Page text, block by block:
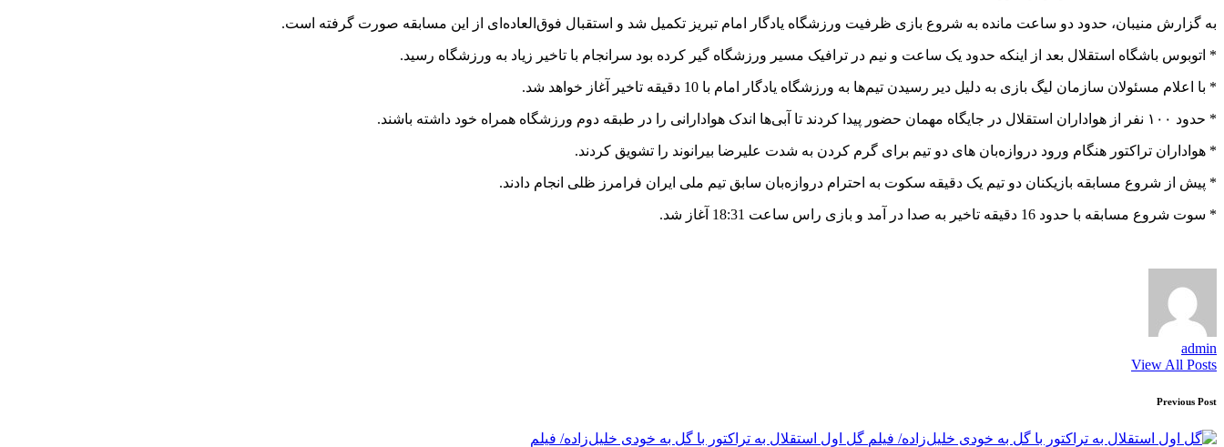
به گزارش منیبان، حدود دو ساعت مانده به شروع بازی ظرفیت ورزشگاه یادگار امام تبریز تکمیل شد و استقبال فوق‌العاده‌ای از این مسابقه صورت گرفته است.
* اتوبوس باشگاه استقلال بعد از اینکه حدود یک ساعت و نیم در ترافیک مسیر ورزشگاه گیر کرده بود سرانجام با تاخیر زیاد به ورزشگاه رسید.
* با اعلام مسئولان سازمان لیگ بازی به دلیل دیر رسیدن تیم‌ها به ورزشگاه یادگار امام با 10 دقیقه تاخیر آغاز خواهد شد.
* حدود ۱۰۰ نفر از هواداران استقلال در جایگاه مهمان حضور پیدا کردند تا آبی‌ها اندک هوادارانی را در طبقه دوم ورزشگاه همراه خود داشته باشند.
* هواداران تراکتور هنگام ورود دروازه‌بان های دو تیم برای گرم کردن به شدت علیرضا بیرانوند را تشویق کردند.
* پیش از شروع مسابقه بازیکنان دو تیم یک دقیقه سکوت به احترام دروازه‌بان سابق تیم ملی ایران فرامرز ظلی انجام دادند.
* سوت شروع مسابقه با حدود 16 دقیقه تاخیر به صدا در آمد و بازی راس ساعت 18:31 آغاز شد.
admin
View All Posts
Post
navigation
Previous Post
گل اول استقلال به تراکتور با گل به خودی خلیل‌زاده/ فیلم